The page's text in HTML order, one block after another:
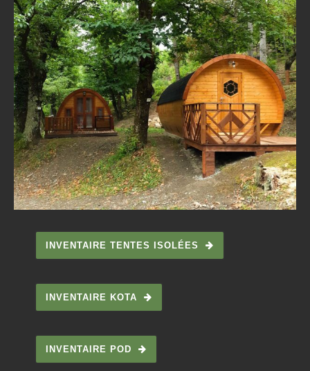
INVENTAIRE TENTES ISOLÉES
INVENTAIRE KOTA
INVENTAIRE POD